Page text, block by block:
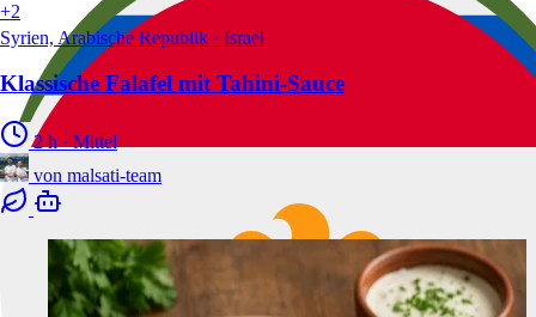
+2
Syrien, Arabische Republik · Israel
Klassische Falafel mit Tahini-Sauce
2 h · Mittel
von malsati-team